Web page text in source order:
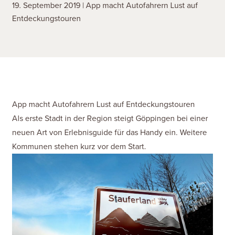
19. September 2019 | App macht Autofahrern Lust auf
Entdeckungstouren
App macht Autofahrern Lust auf Entdeckungstouren
Als erste Stadt in der Region steigt Göppingen bei einer
neuen Art von Erlebnisguide für das Handy ein. Weitere
Kommunen stehen kurz vor dem Start.